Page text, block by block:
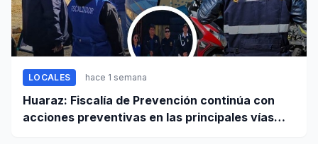
LOCALES hace 1 semana
Huaraz: Fiscalía de Prevención continúa con
acciones preventivas en las principales vías